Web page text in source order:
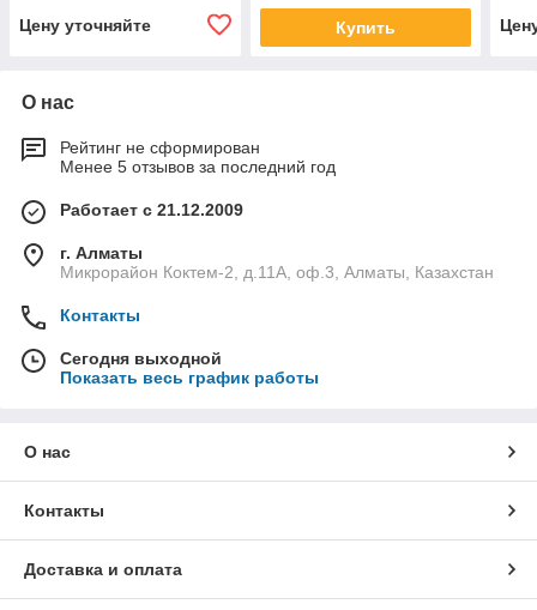
Цену уточняйте Купить
О нас
Рейтинг не сформирован
Менее 5 отзывов за последний год
Работает с 21.12.2009
г. Алматы
Микрорайон Коктем-2, д.11А, оф.3, Алматы, Казахстан
Контакты
Сегодня выходной
Показать весь график работы
О нас
Контакты
Доставка и оплата